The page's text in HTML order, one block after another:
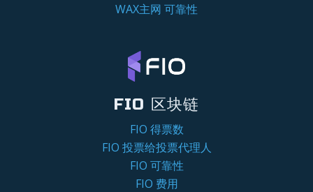
WAX主网 可靠性
FIO 区块链
FIO 得票数
FIO 投票给投票代理人
FIO 可靠性
FIO 费用